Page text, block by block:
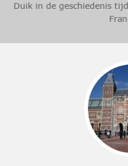
Duik in de geschiedenis